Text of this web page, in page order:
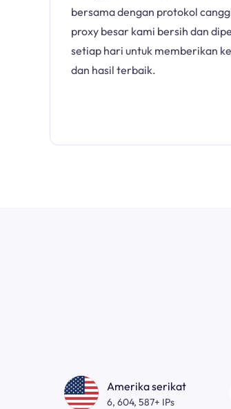
bersama dengan protokol
proxy besar kami bersih dan
setiap hari untuk memberikan
dan hasil terbaik.
Amerika serikat
6, 604, 587+ IPs